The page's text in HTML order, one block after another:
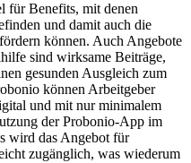
für Benefits, mit denen
und damit auch die
können. Auch Angebote
sind wirksame Beiträge,
gesunden Ausgleich zum
können Arbeitgeber
und mit nur minimalem
der Probonio-App im
wird das Angebot für
zugänglich, was wiederum